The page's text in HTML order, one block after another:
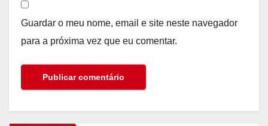
Guardar o meu nome, email e site neste navegador
para a próxima vez que eu comentar.